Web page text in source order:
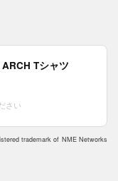
Tシャツ
さい
trademark of NME Networks